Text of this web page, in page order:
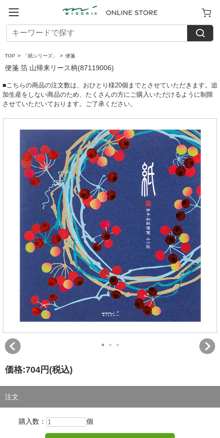
TOP > 「紙シリーズ」 > 便箋
便箋 箔 山帰来リース柄(87119006)
■こちらの商品の注文数は、おひとり様20個までとさせていただきます。追
加生産をしない商品のため、たくさんの方にご購入いただけるように制限
させていただいております。ご了承ください。
価格:704円 (税込)
注文
購入数： 個